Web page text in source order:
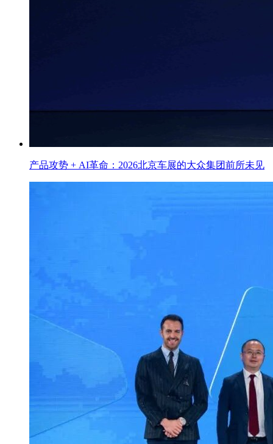
产品攻势 + AI革命：2026北京车展的大众集团前所未见